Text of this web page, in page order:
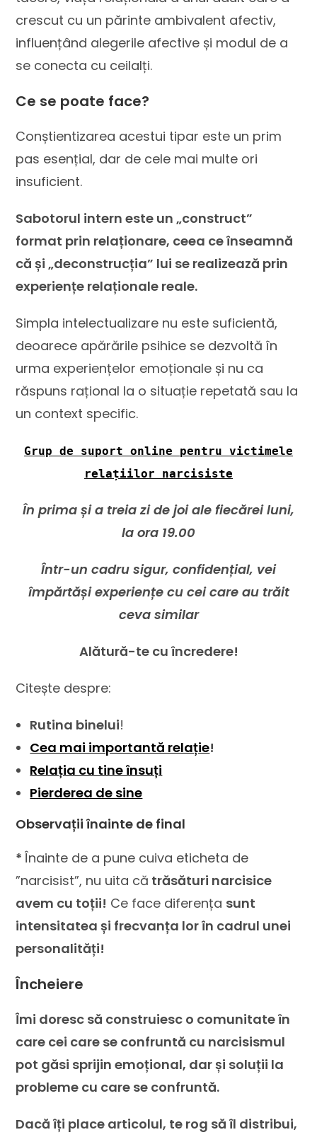
crescut cu un părinte ambivalent afectiv,
influențând alegerile afective și modul de a
se conecta cu ceilalți.
Ce se poate face?
Conștientizarea acestui tipar este un prim
pas esențial, dar de cele mai multe ori
insuficient.
Sabotorul intern este un „construct”
format prin relaționare, ceea ce înseamnă
că și „deconstrucția” lui se realizează prin
experiențe relaționale reale.
Simpla intelectualizare nu este suficientă,
deoarece apărările psihice se dezvoltă în
urma experiențelor emoționale și nu ca
răspuns rațional la o situație repetată sau la
un context specific.
Grup de suport online pentru victimele
relațiilor narcisiste
În prima și a treia zi de joi ale fiecărei luni,
la ora 19.00
Într-un cadru sigur, confidențial, vei
împărtăși experiențe cu cei care au trăit
ceva similar
Alătură-te cu încredere!
Citește despre:
Rutina binelui!
Cea mai importantă relație!
Relația cu tine însuți
Pierderea de sine
Observații înainte de final
*Înainte de a pune cuiva eticheta de
”narcisist”, nu uita că trăsături narcisice
avem cu toții! Ce face diferența sunt
intensitatea și frecvanța lor în cadrul unei
personalități!
Încheiere
Îmi doresc să construiesc o comunitate în
care cei care se confruntă cu narcisismul
pot găsi sprijin emoțional, dar și soluții la
probleme cu care se confruntă.
Dacă îți place articolul, te rog să îl distribui,